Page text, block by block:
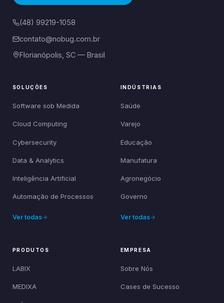
(48) 99219-1058
contato@nobug.com.br
Florianópolis, SC — Brasil
SOLUÇÕES
Software sob Medida
Cloud Computing
Cybersecurity
Data & Analytics
Inteligência Artificial
Automação de Processos
Ver todas
INDÚSTRIAS
Saúde
Varejo
Educação
Manufatura
Agronegócio
Governo
Ver todas
PRODUTOS
LABIX
MEDIXA
EMPRESA
Sobre Nós
Cases de Sucesso